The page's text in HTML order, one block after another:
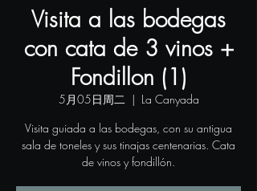
Visita a las bodegas
con cata de 3 vinos +
Fondillon (1)
5月05日周二
  |
La Canyada
Visita guiada a las bodegas, con su antigua
sala de toneles y sus tinajas centenarias. Cata
de vinos y fondillón.